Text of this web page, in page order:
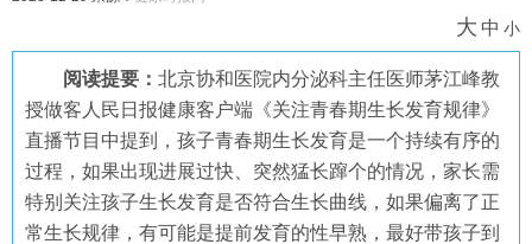
大 中 小
阅读提要： 北京协和医院内分泌科主任医师茅江峰教
授做客人民日报健康客户端《关注青春期生长发育规律》
直播节目中提到，孩子青春期生长发育是一个持续有序的
过程，如果出现进展过快、突然猛长蹿个的情况，家长需
特别关注孩子生长发育是否符合生长曲线，如果偏离了正
常生长规律，有可能是提前发育的性早熟，最好带孩子到